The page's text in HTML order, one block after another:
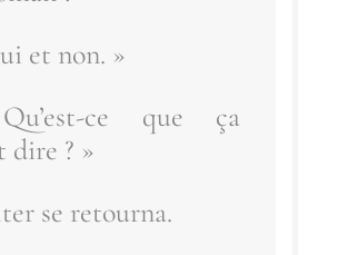
et non. »
ce que ça
dire ? »
se retourna.